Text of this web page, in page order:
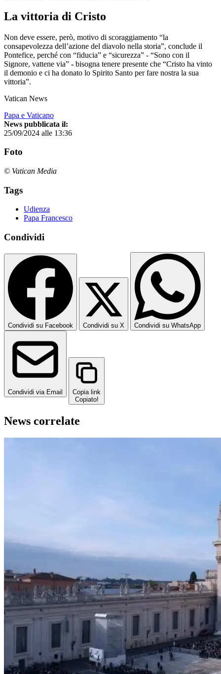
La vittoria di Cristo
Non deve essere, però, motivo di scoraggiamento “la
consapevolezza dell’azione del diavolo nella storia”, conclude il
Pontefice, perché con “fiducia” e “sicurezza” - “Sono con il
Signore, vattene via” - bisogna tenere presente che “Cristo ha vinto
il demonio e ci ha donato lo Spirito Santo per fare nostra la sua
vittoria”.
Vatican News
Papa e Vaticano
News pubblicata il:
25/09/2024 alle 13:36
Foto
© Vatican Media
Tags
Udienza
Papa Francesco
Condividi
Condividi su Facebook Condividi su X Condividi su WhatsApp
Condividi via Email
Copia link
Copiato!
News correlate